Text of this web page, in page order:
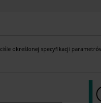
określonej specyfikacji